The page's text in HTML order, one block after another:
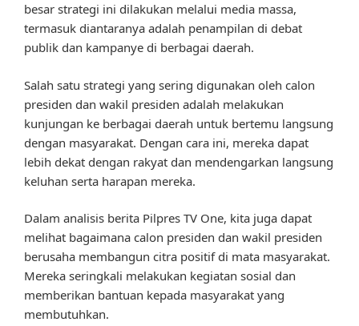
besar strategi ini dilakukan melalui media massa,
termasuk diantaranya adalah penampilan di debat
publik dan kampanye di berbagai daerah.
Salah satu strategi yang sering digunakan oleh calon
presiden dan wakil presiden adalah melakukan
kunjungan ke berbagai daerah untuk bertemu langsung
dengan masyarakat. Dengan cara ini, mereka dapat
lebih dekat dengan rakyat dan mendengarkan langsung
keluhan serta harapan mereka.
Dalam analisis berita Pilpres TV One, kita juga dapat
melihat bagaimana calon presiden dan wakil presiden
berusaha membangun citra positif di mata masyarakat.
Mereka seringkali melakukan kegiatan sosial dan
memberikan bantuan kepada masyarakat yang
membutuhkan.